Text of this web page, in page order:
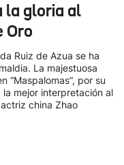
la gloria al
Oro
Ruiz de Azua se ha
La majestuosa
“Maspalomas”, por su
mejor interpretación al
china Zhao